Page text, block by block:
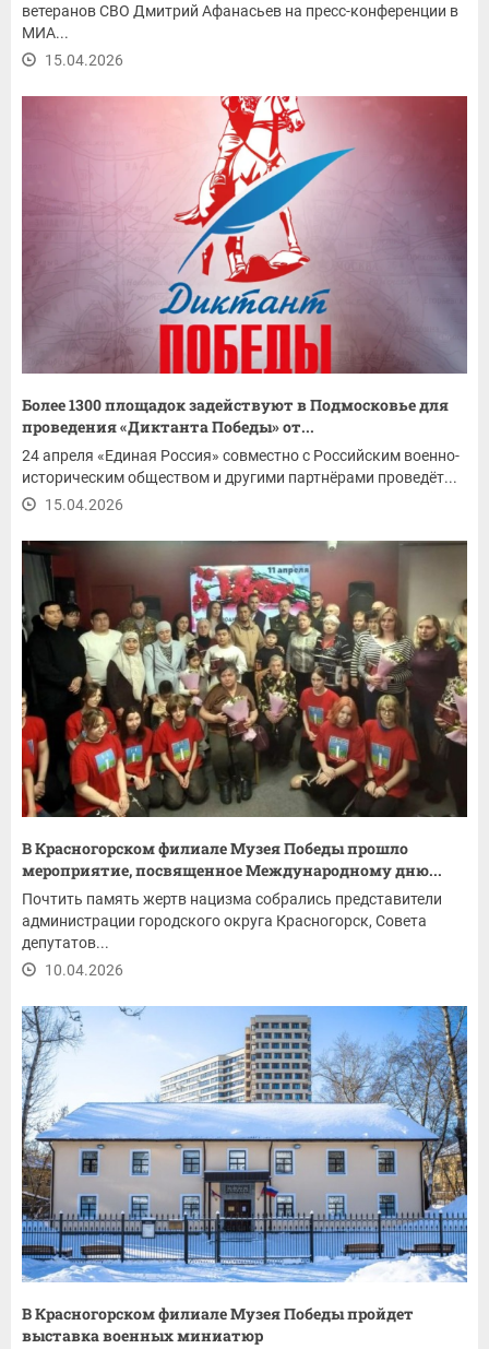
ветеранов СВО Дмитрий Афанасьев на пресс-конференции в
МИА...
15.04.2026
Более 1300 площадок задействуют в Подмосковье для
проведения «Диктанта Победы» от...
24 апреля «Единая Россия» совместно с Российским военно-
историческим обществом и другими партнёрами проведёт...
15.04.2026
В Красногорском филиале Музея Победы прошло
мероприятие, посвященное Международному дню...
Почтить память жертв нацизма собрались представители
администрации городского округа Красногорск, Совета
депутатов...
10.04.2026
В Красногорском филиале Музея Победы пройдет
выставка военных миниатюр